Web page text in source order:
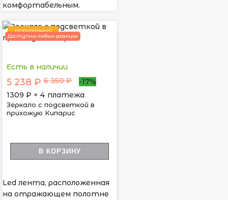
комфортабельным.
ПОПУЛЯРНЫЙ
Доступны любые размеры
Есть в наличии
5 238 ₽ 6 350 ₽
-17%
1309 ₽ × 4 платежа
Зеркало с подсветкой в
прихожую Кипарис
В КОРЗИНУ
Led лента, расположенная
на отражающем полотне